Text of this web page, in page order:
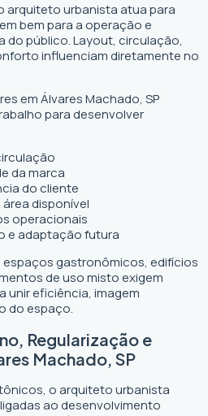
arquiteto urbanista atua para
bem para a operação e
do público. Layout, circulação,
influenciam diretamente no
em Álvares Machado, SP
para desenvolver
da marca
do cliente
disponível
operacionais
e adaptação futura
gastronômicos, edifícios
de uso misto exigem
unir eficiência, imagem
do espaço.
Regularização e
Machado, SP
o arquiteto urbanista
ao desenvolvimento